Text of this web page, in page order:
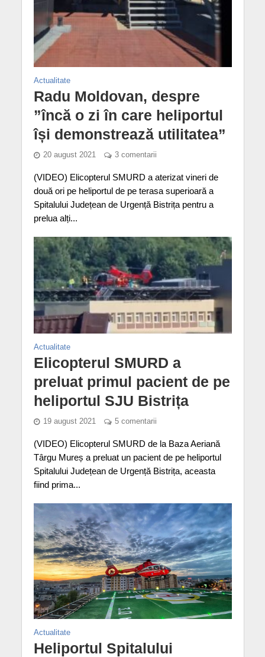
Actualitate
Radu Moldovan, despre
”încă o zi în care heliportul
își demonstrează utilitatea”
20 august 2021 3 comentarii
(VIDEO) Elicopterul SMURD a aterizat vineri de
două ori pe heliportul de pe terasa superioară a
Spitalului Județean de Urgență Bistrița pentru a
prelua alți...
Actualitate
Elicopterul SMURD a
preluat primul pacient de pe
heliportul SJU Bistrița
19 august 2021 5 comentarii
(VIDEO) Elicopterul SMURD de la Baza Aeriană
Târgu Mureș a preluat un pacient de pe heliportul
Spitalului Județean de Urgență Bistrița, aceasta
fiind prima...
Actualitate
Heliportul Spitalului